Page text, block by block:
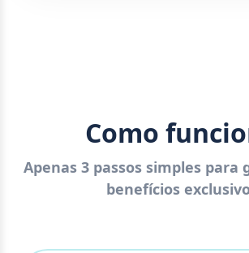
Como
Apenas 3 passos simples para
benefícios